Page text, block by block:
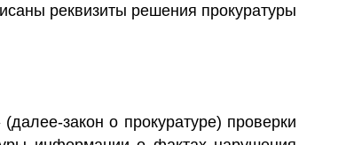
реквизиты решения прокуратуры
закон о прокуратуре) проверки